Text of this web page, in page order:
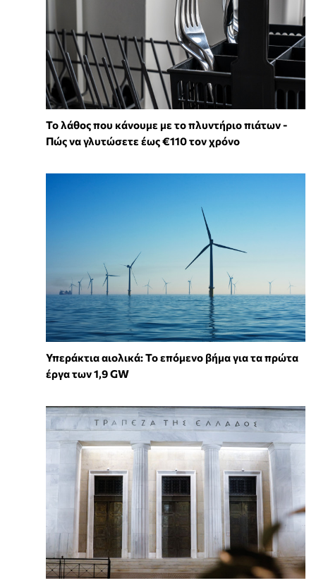
Το λάθος που κάνουμε με το πλυντήριο πιάτων -
Πώς να γλυτώσετε έως €110 τον χρόνο
Υπεράκτια αιολικά: Το επόμενο βήμα για τα πρώτα
έργα των 1,9 GW